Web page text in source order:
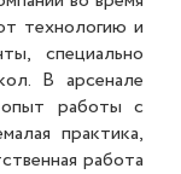
технологию и
специально
В арсенале
работы с
практика,
работа